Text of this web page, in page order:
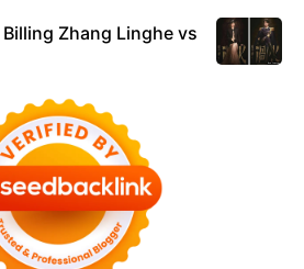
Zhang Linghe vs